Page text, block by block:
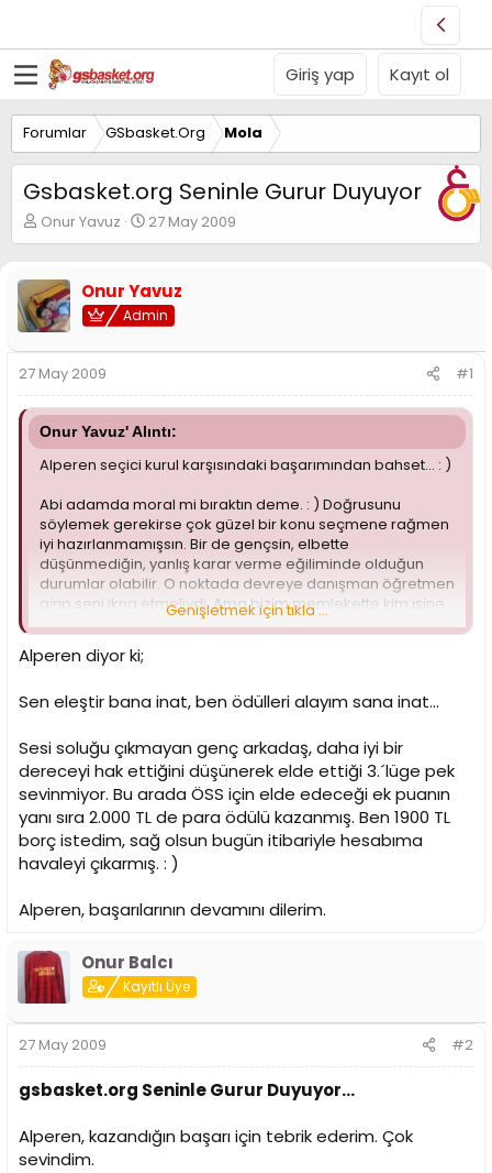
Giriş yap Kayıt ol
Forumlar GSbasket.Org Mola
Gsbasket.org Seninle Gurur Duyuyor
K
o
u
y
u
B
a
ş
l
a
t
a
Onur Yavuz
B
a
a
n
ı
t
a
r
i
i
27 May 2009
Onur Yavuz
Admin
27 May 2009 #1
Onur Yavuz' Alıntı:
Alperen seçici kurul karşısındaki başarımından bahset... : )
Abi adamda moral mi bıraktın deme. : ) Doğrusunu
söylemek gerekirse çok güzel bir konu seçmene rağmen
iyi hazırlanmamışsın. Bir de gençsin, elbette
düşünmediğin, yanlış karar verme eğiliminde olduğun
durumlar olabilir. O noktada devreye danışman öğretmen
girip seni ikna etmeliydi. Ama bizim memlekette kim işine
doğru düzgün sahip çıkıyor ki danışman öğretmenler
eleştirdiğim konularda hatanın %25´i sana aitse %75´i
işidir. Yarışmada bölge elemelerini geçmek de
küçümsenmeyecek bir başarıdır. Umarım emeklerinin
karşılığını alırsın.
Genişletmek için tıkla ...
Alperen diyor ki;
Sen eleştir bana inat, ben ödülleri alayım sana inat...
Sesi soluğu çıkmayan genç arkadaş, daha iyi bir
dereceyi hak ettiğini düşünerek elde ettiği 3.´lüge pek
sevinmiyor. Bu arada ÖSS için elde edeceği ek puanın
yanı sıra 2.000 TL de para ödülü kazanmış. Ben 1900 TL
borç istedim, sağ olsun bugün itibariyle hesabıma
havaleyi çıkarmış. : )
Alperen, başarılarının devamını dilerim.
Onur Balcı
Kayıtlı Üye
27 May 2009 #2
gsbasket.org Seninle Gurur Duyuyor...
Alperen, kazandığın başarı için tebrik ederim. Çok
sevindim.